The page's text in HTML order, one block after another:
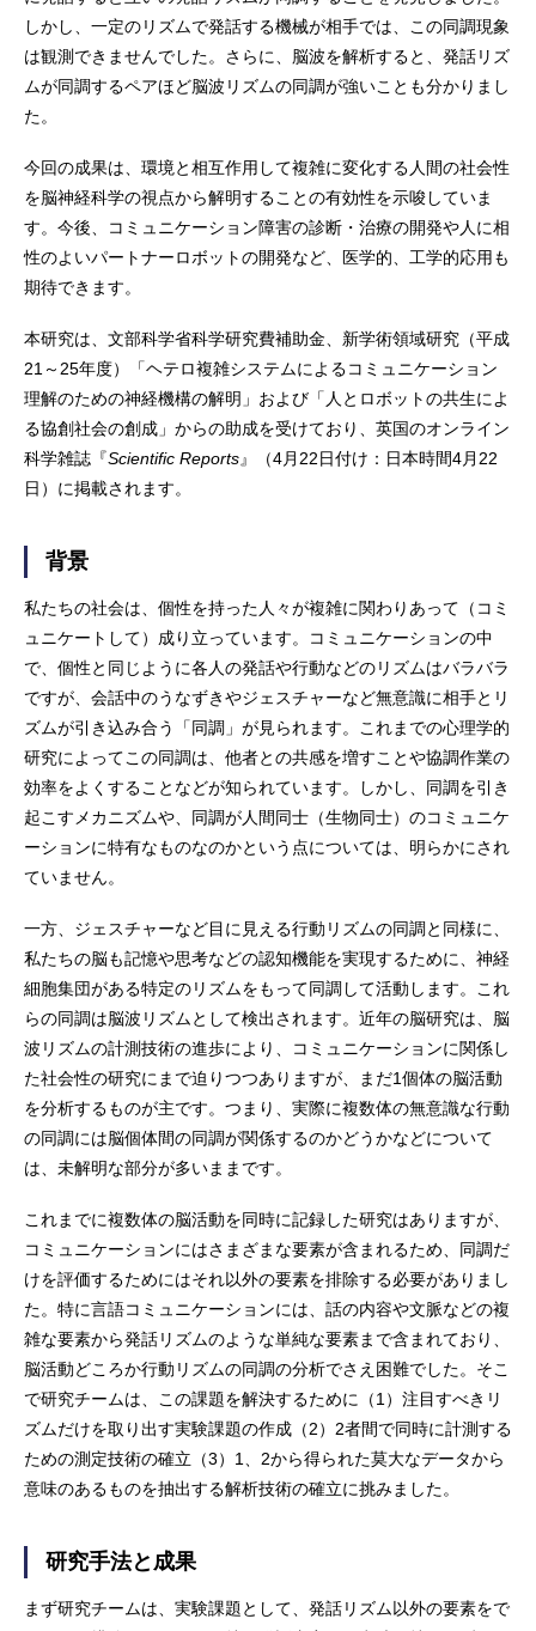
しかし、一定のリズムで発話する機械が相手では、この同調現象
は観測できませんでした。さらに、脳波を解析すると、発話リズ
ムが同調するペアほど脳波リズムの同調が強いことも分かりまし
た。
今回の成果は、環境と相互作用して複雑に変化する人間の社会性
を脳神経科学の視点から解明することの有効性を示唆していま
す。今後、コミュニケーション障害の診断・治療の開発や人に相
性のよいパートナーロボットの開発など、医学的、工学的応用も
期待できます。
本研究は、文部科学省科学研究費補助金、新学術領域研究（平成
21～25年度）「ヘテロ複雑システムによるコミュニケーション
理解のための神経機構の解明」および「人とロボットの共生によ
る協創社会の創成」からの助成を受けており、英国のオンライン
科学雑誌『Scientific Reports』（4月22日付け：日本時間4月22
日）に掲載されます。
背景
私たちの社会は、個性を持った人々が複雑に関わりあって（コミ
ュニケートして）成り立っています。コミュニケーションの中
で、個性と同じように各人の発話や行動などのリズムはバラバラ
ですが、会話中のうなずきやジェスチャーなど無意識に相手とリ
ズムが引き込み合う「同調」が見られます。これまでの心理学的
研究によってこの同調は、他者との共感を増すことや協調作業の
効率をよくすることなどが知られています。しかし、同調を引き
起こすメカニズムや、同調が人間同士（生物同士）のコミュニケ
ーションに特有なものなのかという点については、明らかにされ
ていません。
一方、ジェスチャーなど目に見える行動リズムの同調と同様に、
私たちの脳も記憶や思考などの認知機能を実現するために、神経
細胞集団がある特定のリズムをもって同調して活動します。これ
らの同調は脳波リズムとして検出されます。近年の脳研究は、脳
波リズムの計測技術の進歩により、コミュニケーションに関係し
た社会性の研究にまで迫りつつありますが、まだ1個体の脳活動
を分析するものが主です。つまり、実際に複数体の無意識な行動
の同調には脳個体間の同調が関係するのかどうかなどについて
は、未解明な部分が多いままです。
これまでに複数体の脳活動を同時に記録した研究はありますが、
コミュニケーションにはさまざまな要素が含まれるため、同調だ
けを評価するためにはそれ以外の要素を排除する必要がありまし
た。特に言語コミュニケーションには、話の内容や文脈などの複
雑な要素から発話リズムのような単純な要素まで含まれており、
脳活動どころか行動リズムの同調の分析でさえ困難でした。そこ
で研究チームは、この課題を解決するために（1）注目すべきリ
ズムだけを取り出す実験課題の作成（2）2者間で同時に計測する
ための測定技術の確立（3）1、2から得られた莫大なデータから
意味のあるものを抽出する解析技術の確立に挑みました。
研究手法と成果
まず研究チームは、実験課題として、発話リズム以外の要素をで